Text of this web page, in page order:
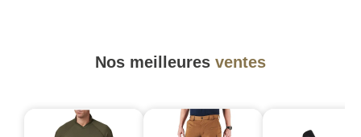
Nos meilleures ventes